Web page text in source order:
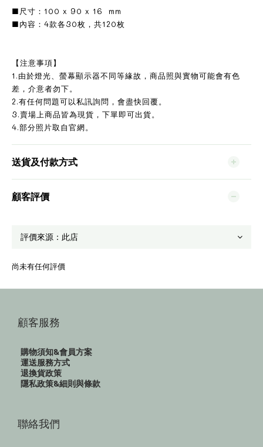
■尺寸：100 x 90 x 16 mm
■內容：4款各30枚，共120枚
【注意事項】
1.由於燈光、螢幕顯示器不同等緣故，商品照與實物可能會有色
差，介意者勿下。
2.有任何問題可以私訊詢問，會盡快回覆。
3.賣場上商品皆為現貨，下單即可出貨。
4.部分照片取自官網。
送貨及付款方式
顧客評價
尚未有任何評價
顧客服務
購物須知&會員方案
運送服務方式
退換貨政策
隱私政策&細則與條款
聯絡我們